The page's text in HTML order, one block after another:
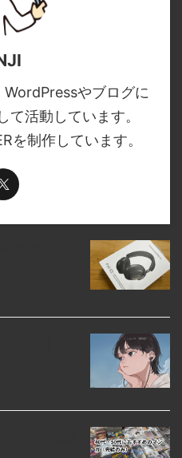
やブログに
て活動しています。
を制作しています。